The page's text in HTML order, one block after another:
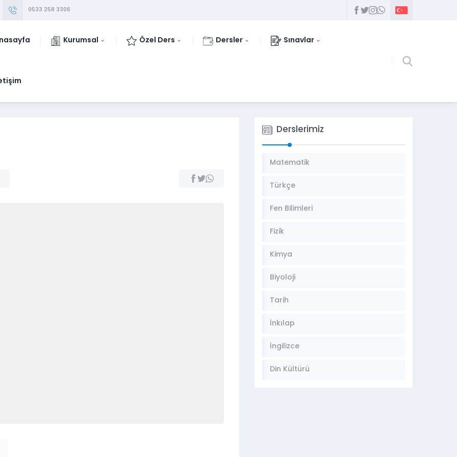
0533 258 3306
Kurumsal Özel Ders Dersler Sınavlar
Derslerimiz
Matematik
Türkçe
Fen Bilimleri
Fizik
Kimya
Biyoloji
Tarih
İnkılap
İngilizce
Din Kültürü